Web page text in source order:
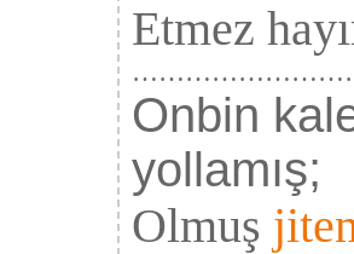
Etmez
Onbin
yollamış;
Olmuş